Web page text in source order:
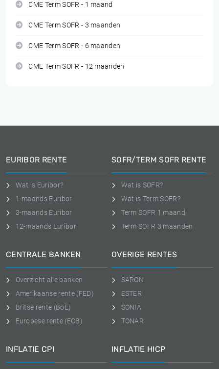
CME Term SOFR - 1 maand
CME Term SOFR - 3 maanden
CME Term SOFR - 6 maanden
CME Term SOFR - 12 maanden
EURIBOR RENTE
Wat is Euribor?
1-maands Euribor
3-maands Euribor
12-maands Euribor
SOFR/TERM SOFR RENTE
Wat is SOFR?
Wat is Term SOFR?
Term SOFR 1 maand
Term SOFR 3 maanden
CENTRALE BANKEN
Overzicht alle banken
Amerikaanse rente (FED)
Britse rente (BoE)
Europese rente (ECB)
OVERIGE RENTES
SARON
ESTER
SONIA
TONAR
INFLATIE CPI INFLATIE HICP